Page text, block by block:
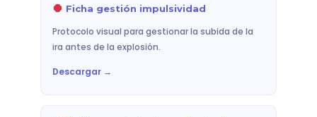
Ficha gestión impulsividad
Protocolo visual para gestionar la subida de la
ira antes de la explosión.
Descargar →